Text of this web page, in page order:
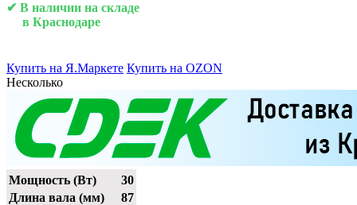
✔ В наличии на складе
в Краснодаре
Купить на Я.Маркете Купить на OZON
Несколько
Мощность (Вт)
30
Длина вала (мм)
87